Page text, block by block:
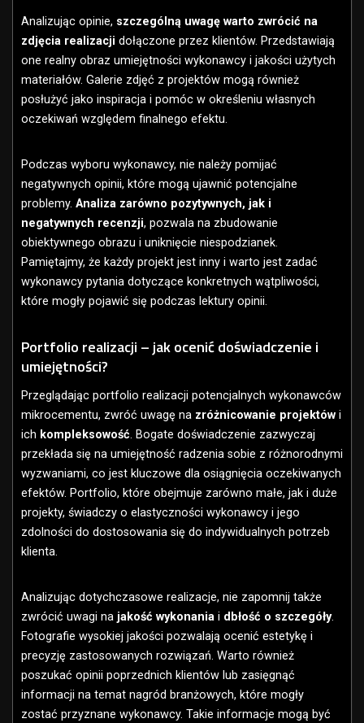
Analizując opinie, szczególną uwagę warto zwrócić na
zdjęcia realizacji dołączone przez klientów. Przedstawiają
one realny obraz umiejętności wykonawcy i jakości użytych
materiałów. Galerie zdjęć z projektów mogą również
posłużyć jako inspiracja i pomóc w określeniu własnych
oczekiwań względem finalnego efektu.
Podczas wyboru wykonawcy, nie należy pomijać
negatywnych opinii, które mogą ujawnić potencjalne
problemy. Analiza zarówno pozytywnych, jak i
negatywnych recenzji, pozwala na zbudowanie
obiektywnego obrazu i uniknięcie niespodzianek.
Pamiętajmy, że każdy projekt jest inny i warto jest zadać
wykonawcy pytania dotyczące konkretnych wątpliwości,
które mogły pojawić się podczas lektury opinii.
Portfolio realizacji – jak ocenić doświadczenie i
umiejętności?
Przeglądając portfolio realizacji potencjalnych wykonawców
mikrocementu, zwróć uwagę na zróżnicowanie projektów i
ich kompleksowość. Bogate doświadczenie zazwyczaj
przekłada się na umiejętność radzenia sobie z różnorodnymi
wyzwaniami, co jest kluczowe dla osiągnięcia oczekiwanych
efektów. Portfolio, które obejmuje zarówno małe, jak i duże
projekty, świadczy o elastyczności wykonawcy i jego
zdolności do dostosowania się do indywidualnych potrzeb
klienta.
Analizując dotychczasowe realizacje, nie zapomnij także
zwrócić uwagi na jakość wykonania i dbłość o szczegóły.
Fotografie wysokiej jakości pozwalają ocenić estetykę i
precyzję zastosowanych rozwiązań. Warto również
poszukać opinii poprzednich klientów lub zasięgnąć
informacji na temat nagród branżowych, które mogły
zostać przyznane wykonawcy. Takie informacje mogą być